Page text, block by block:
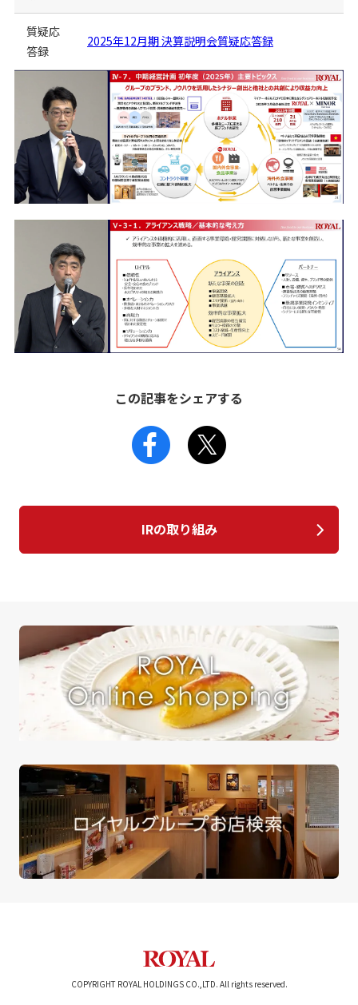
質疑応
答録
2025年12月期 決算説明会質疑応答録
この記事をシェアする
IRの取り組み
COPYRIGHT ROYAL HOLDINGS CO.,LTD. All rights reserved.